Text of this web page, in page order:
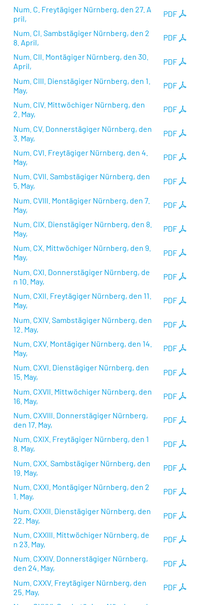
PDF
Num. C. Freytägiger Nürnberg, den 27. A
pril,
PDF
Num. CI. Sambstägiger Nürnberg, den 2
8. April,
PDF
Num. CII. Montägiger Nürnberg, den 30.
April,
PDF
Num. CIII. Dienstägiger Nürnberg, den 1.
May,
PDF
Num. CIV. Mittwöchiger Nürnberg, den
2. May,
PDF
Num. CV. Donnerstägiger Nürnberg, den
3. May,
PDF
Num. CVI. Freytägiger Nürnberg, den 4.
May,
PDF
Num. CVII. Sambstägiger Nürnberg, den
5. May,
PDF
Num. CVIII. Montägiger Nürnberg, den 7.
May,
PDF
Num. CIX. Dienstägiger Nürnberg, den 8.
May,
PDF
Num. CX. Mittwöchiger Nürnberg, den 9.
May,
PDF
Num. CXI. Donnerstägiger Nürnberg, de
n 10. May,
PDF
Num. CXII. Freytägiger Nürnberg, den 11.
May,
PDF
Num. CXIV. Sambstägiger Nürnberg, den
12. May,
PDF
Num. CXV. Montägiger Nürnberg, den 14.
May,
PDF
Num. CXVI. Dienstägiger Nürnberg, den
15. May,
PDF
Num. CXVII. Mittwöchiger Nürnberg, den
16. May,
PDF
Num. CXVIII. Donnerstägiger Nürnberg,
den 17. May,
PDF
Num. CXIX. Freytägiger Nürnberg, den 1
8. May,
PDF
Num. CXX. Sambstägiger Nürnberg, den
19. May,
PDF
Num. CXXI. Montägiger Nürnberg, den 2
1. May,
PDF
Num. CXXII. Dienstägiger Nürnberg, den
22. May,
PDF
Num. CXXIII. Mittwöchiger Nürnberg, de
n 23. May,
PDF
Num. CXXIV. Donnerstägiger Nürnberg,
den 24. May,
PDF
Num. CXXV. Freytägiger Nürnberg, den
25. May,